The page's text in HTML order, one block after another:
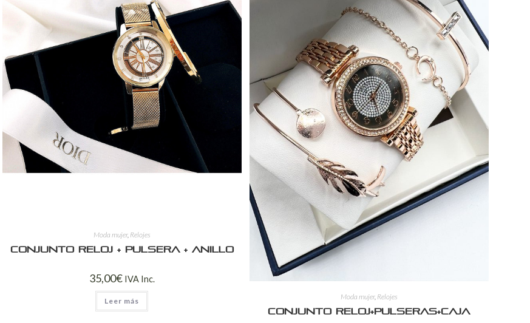
Moda mujer, Relojes
Conjunto reloj + pulsera + anillo
35,00€ IVA Inc.
Leer más
Moda mujer, Relojes
Conjunto reloj+pulseras+caja